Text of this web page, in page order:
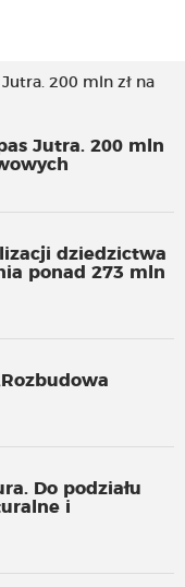
Jutra. 200 mln
dziedzictwa
ponad 273 mln
Do podziału
i